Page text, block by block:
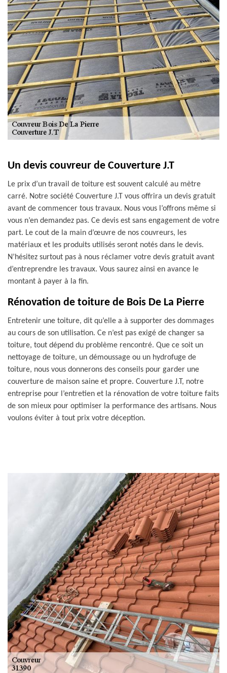
Un devis couvreur de Couverture J.T
Le prix d’un travail de toiture est souvent calculé au mètre
carré. Notre société Couverture J.T vous offrira un devis gratuit
avant de commencer tous travaux. Nous vous l’offrons même si
vous n’en demandez pas. Ce devis est sans engagement de votre
part. Le cout de la main d’œuvre de nos couvreurs, les
matériaux et les produits utilisés seront notés dans le devis.
N’hésitez surtout pas à nous réclamer votre devis gratuit avant
d’entreprendre les travaux. Vous saurez ainsi en avance le
montant à payer à la fin.
Rénovation de toiture de Bois De La Pierre
Entretenir une toiture, dit qu’elle a à supporter des dommages
au cours de son utilisation. Ce n’est pas exigé de changer sa
toiture, tout dépend du problème rencontré. Que ce soit un
nettoyage de toiture, un démoussage ou un hydrofuge de
toiture, nous vous donnerons des conseils pour garder une
couverture de maison saine et propre. Couverture J.T, notre
entreprise pour l’entretien et la rénovation de votre toiture faits
de son mieux pour optimiser la performance des artisans. Nous
voulons éviter à tout prix votre déception.